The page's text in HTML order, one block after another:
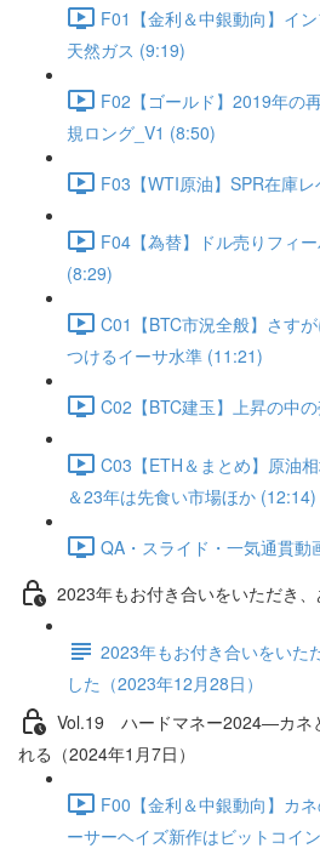
F01【金利＆中銀動向】イ
天然ガス (9:19)
F02【ゴールド】2019年の
規ロング_V1 (8:50)
F03【WTI原油】SPR在庫
F04【為替】ドル売りフィ
(8:29)
C01【BTC市況全般】さす
つけるイーサ水準 (11:21)
C02【BTC建玉】上昇の中
C03【ETH＆まとめ】原油
＆23年は先食い市場ほか (12:14)
QA・スライド・一気通貫動
2023年もお付き合いをいただき
2023年もお付き合いをいた
した（2023年12月28日）
Vol.19 ハードマネー2024―カネ
れる（2024年1月7日）
F00【金利＆中銀動向】カ
ーサーヘイズ新作はビットコイ